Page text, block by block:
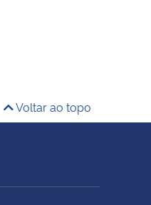
Voltar ao topo